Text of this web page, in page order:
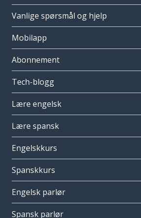
Vanlige spørsmål og hjelp
Mobilapp
Abonnement
Tech-blogg
Lære engelsk
Lære spansk
Engelskkurs
Spanskkurs
Engelsk parlør
Spansk parlør